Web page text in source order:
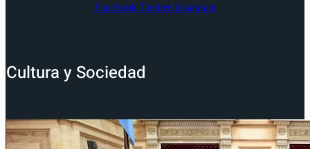
Facebook Twitter Instagram
Cultura y Sociedad